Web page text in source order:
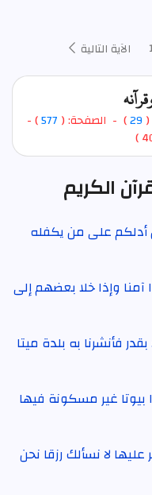
الآية التالية
(
29) - الصفحة: ( 577
) -
الكريم
على من يكفله
آمنا وإذا خلا بعضهم إلى
فأنشرنا به بلدة ميتا
غير مسكونة فيها
لا نسألك رزقا نحن